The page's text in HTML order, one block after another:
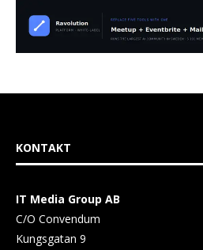
KONTAKT
IT Media Group AB
C/O Convendum
Kungsgatan 9